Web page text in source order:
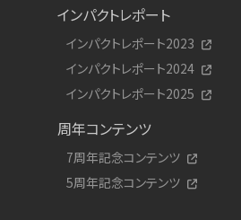
インパクトレポート
インパクトレポート2023
インパクトレポート2024
インパクトレポート2025
周年コンテンツ
7周年記念コンテンツ
5周年記念コンテンツ